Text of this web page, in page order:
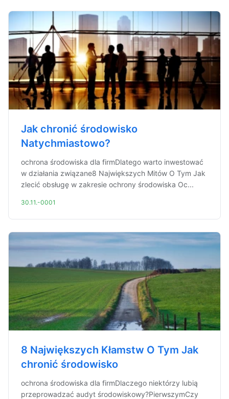
Jak chronić środowisko
Natychmiastowo?
ochrona środowiska dla firmDlatego warto inwestować
w działania związane8 Największych Mitów O Tym Jak
zlecić obsługę w zakresie ochrony środowiska Oc...
30.11.-0001
8 Największych Kłamstw O Tym Jak
chronić środowisko
ochrona środowiska dla firmDlaczego niektórzy lubią
przeprowadzać audyt środowiskowy?PierwszymCzy